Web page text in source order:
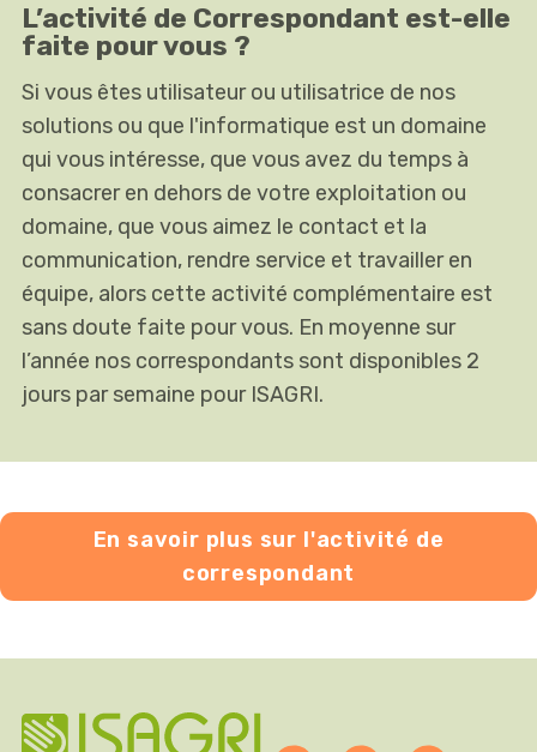
L’activité de Correspondant est-elle
faite pour vous ?
Si vous êtes utilisateur ou utilisatrice de nos
solutions ou que l'informatique est un domaine
qui vous intéresse, que vous avez du temps à
consacrer en dehors de votre exploitation ou
domaine, que vous aimez le contact et la
communication, rendre service et travailler en
équipe, alors cette activité complémentaire est
sans doute faite pour vous. En moyenne sur
l’année nos correspondants sont disponibles 2
jours par semaine pour ISAGRI.
En savoir plus sur l'activité de
correspondant